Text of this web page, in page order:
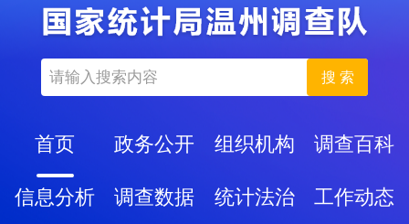
搜 索
首页 政务公开 组织机构 调查百科
信息分析 调查数据 统计法治 工作动态